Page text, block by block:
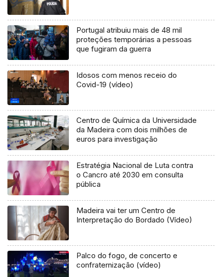
Portugal atribuiu mais de 48 mil
proteções temporárias a pessoas
que fugiram da guerra
Idosos com menos receio do
Covid-19 (vídeo)
Centro de Química da Universidade
da Madeira com dois milhões de
euros para investigação
Estratégia Nacional de Luta contra
o Cancro até 2030 em consulta
pública
Madeira vai ter um Centro de
Interpretação do Bordado (Vídeo)
Palco do fogo, de concerto e
confraternização (vídeo)